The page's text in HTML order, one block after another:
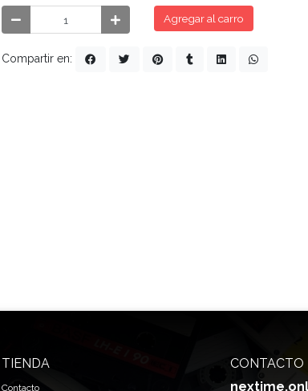
Agregar al carro
Compartir en:
TIENDA
Contacto
CONTACTO